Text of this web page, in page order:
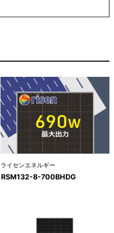
ライセンエネルギー
RSM132-8-700BHDG